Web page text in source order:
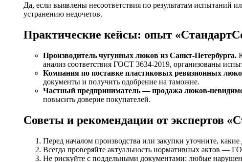
Да, если выявлены несоответствия по результатам испытаний
устранению недочетов.
Практические кейсы: опыт
Производитель чугунных люков из Санкт-Петербурга.
анализ соответствия ГОСТ 3634-2019, организованы
Компания по поставке пластиковых ревизионных
документы и получить одобрение на таможне.
Частный предприниматель — продажа люков-
повысить доверие покупателей.
Советы и рекомендации от экспертов
Перед началом производства или закупки уточните,
Всегда проверяйте актуальность нормативных актов —
Не рискуйте с поддельными документами: любые